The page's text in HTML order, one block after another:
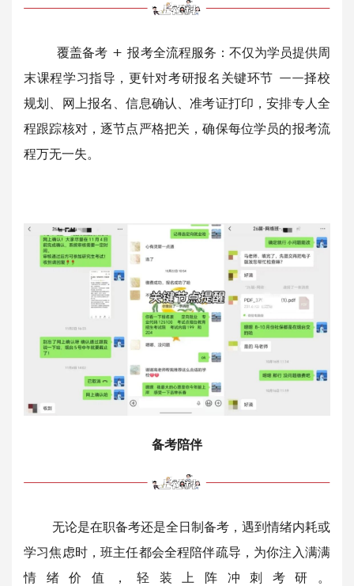
覆盖备考 + 报考全流程服务：不仅为学员提供周
末课程学习指导，更针对考研报名关键环节 ——择校
规划、网上报名、信息确认、准考证打印，安排专人全
程跟踪核对，逐节点严格把关，确保每位学员的报考流
程万无一失。
备考陪伴
无论是在职备考还是全日制备考，遇到情绪内耗或
学习焦虑时，班主任都会全程陪伴疏导，为你注入满满
情绪价值，轻装上阵冲刺考研。